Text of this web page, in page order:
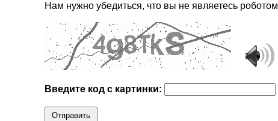
Нам нужно убедиться, что вы не являетесь роботом
Введите код с картинки:
Отправить